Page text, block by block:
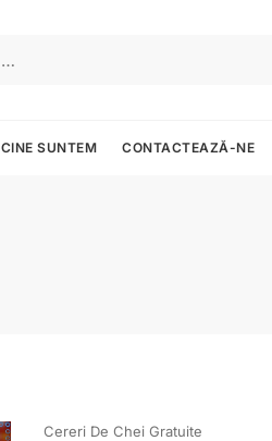
CINE SUNTEM CONTACTEAZĂ-NE
Cereri De Chei Gratuite